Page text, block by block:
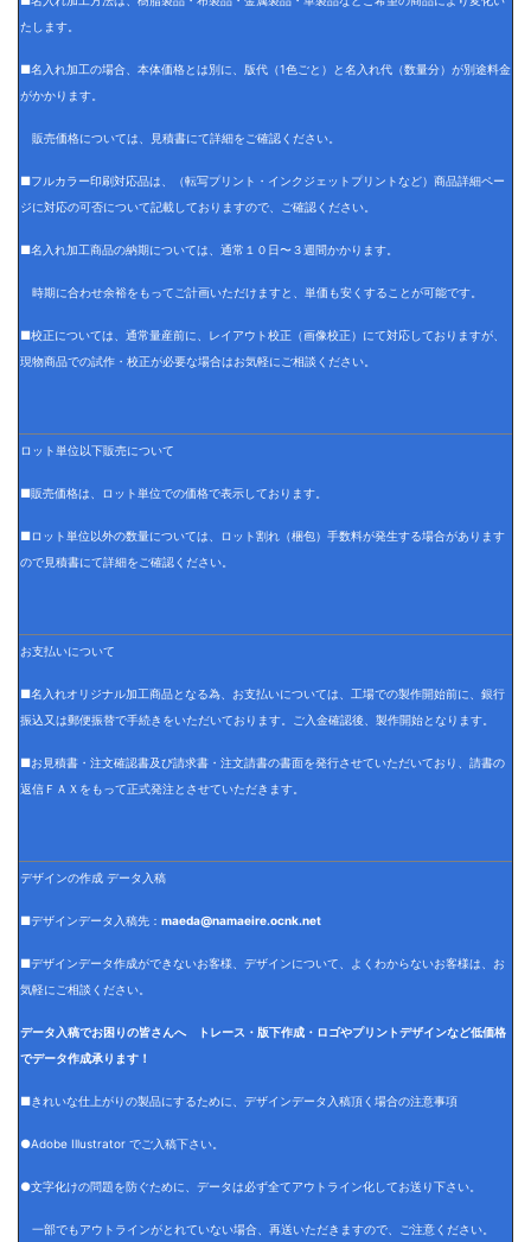
たします。
■名入れ加工の場合、本体価格とは別に、版代（1色ごと）と名入れ代（数量分）が別途料金
がかかります。
販売価格については、見積書にて詳細をご確認ください。
■フルカラー印刷対応品は、（転写プリント・インクジェットプリントなど）商品詳細ペー
ジに対応の可否について記載しておりますので、ご確認ください。
■名入れ加工商品の納期については、通常１０日〜３週間かかります。
時期に合わせ余裕をもってご計画いただけますと、単価も安くすることが可能です。
■校正については、通常量産前に、レイアウト校正（画像校正）にて対応しておりますが、
現物商品での試作・校正が必要な場合はお気軽にご相談ください。
ロット単位以下販売について
■販売価格は、ロット単位での価格で表示しております。
■ロット単位以外の数量については、ロット割れ（梱包）手数料が発生する場合があります
ので見積書にて詳細をご確認ください。
お支払いについて
■名入れオリジナル加工商品となる為、お支払いについては、工場での製作開始前に、銀行
振込又は郵便振替で手続きをいただいております。ご入金確認後、製作開始となります。
■お見積書・注文確認書及び請求書・注文請書の書面を発行させていただいており、請書の
返信ＦＡＸをもって正式発注とさせていただきます。
デザインの作成 データ入稿
■デザインデータ入稿先： maeda@namaeire.ocnk.net
■デザインデータ作成ができないお客様、デザインについて、よくわからないお客様は、お
気軽にご相談ください。
データ入稿でお困りの皆さんへ トレース・版下作成・ロゴやプリントデザインなど低価格
でデータ作成承ります！
■きれいな仕上がりの製品にするために、デザインデータ入稿頂く場合の注意事項
●Adobe Illustrator でご入稿下さい。
●文字化けの問題を防ぐために、データは必ず全てアウトライン化してお送り下さい。
一部でもアウトラインがとれていない場合、再送いただきますので、ご注意ください。